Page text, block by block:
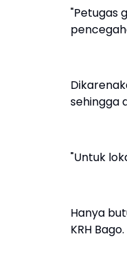
"Petugas
sehingga
"Untuk
Hanya
KRH Bago.